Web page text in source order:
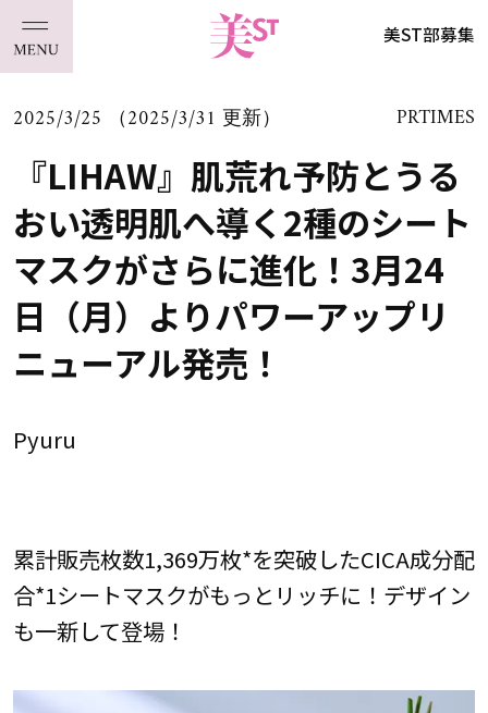
美ST部募集
2025/3/25 （2025/3/31 更新） PRTIMES
『LIHAW』肌荒れ予防とうる
おい透明肌へ導く2種のシート
マスクがさらに進化！3月24
日（月）よりパワーアップリ
ニューアル発売！
Pyuru
累計販売枚数1,369万枚*を突破したCICA成分配
合*1シートマスクがもっとリッチに！デザイン
も一新して登場！